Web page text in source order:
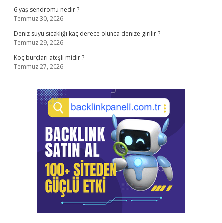
6 yaş sendromu nedir ?
Temmuz 30, 2026
Deniz suyu sıcaklığı kaç derece olunca denize girilir ?
Temmuz 29, 2026
Koç burçları ateşli midir ?
Temmuz 27, 2026